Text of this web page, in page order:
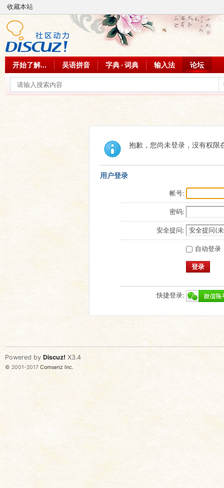
收藏本站
开始了解... 吴语拼音 字典 · 词典 输入法 论坛
抱歉，您尚未登录，没有权限
用户登录
帐号:
密码:
安全提问:
自动登录
登录
快捷登录:
Powered by Discuz! X3.4
© 2001-2017 Comsenz Inc.